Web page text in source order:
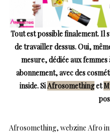
Tout est possible finalement. Il
de travailler dessus. Oui,
mesure, dédiée aux femmes
abonnement, avec des
inside. SiAfrosomethinget
Afrosomething, webzine Afro